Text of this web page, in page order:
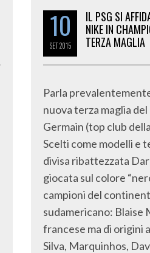
10
SET2015
IL PSG SI
NIKE IN
TERZA MAGLIA
Parla
nuova terza maglia del
Germain (top club
Scelti come modelli e
divisa ribattezzata
giocata sul colore
campioni del
sudamericano: Blaise
francese ma di origini
Silva, Marquinhos,